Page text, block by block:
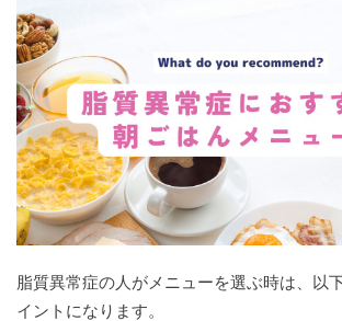
ク宅
食便
7
脂質
異常
症の
人は
1日
3食
きち
んと
よ
う！
脂質異常症の人がメニューを選ぶ時は、以
イントになります。